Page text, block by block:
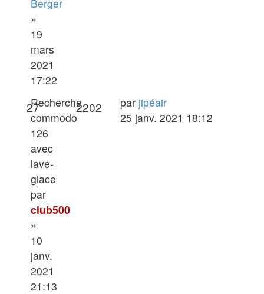
Berger
»
19
mars
2021
17:22
Recherche
commodo
126
avec
lave-
glace
par
club500
»
10
janv.
2021
21:13
27Réponses
2202 VuesDernier
message
par jipéair
25 janv. 2021 18:12